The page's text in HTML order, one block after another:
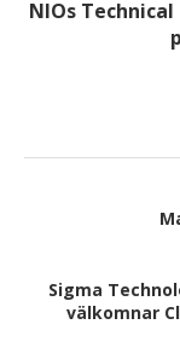
NIOs
Sigma
välkomnar